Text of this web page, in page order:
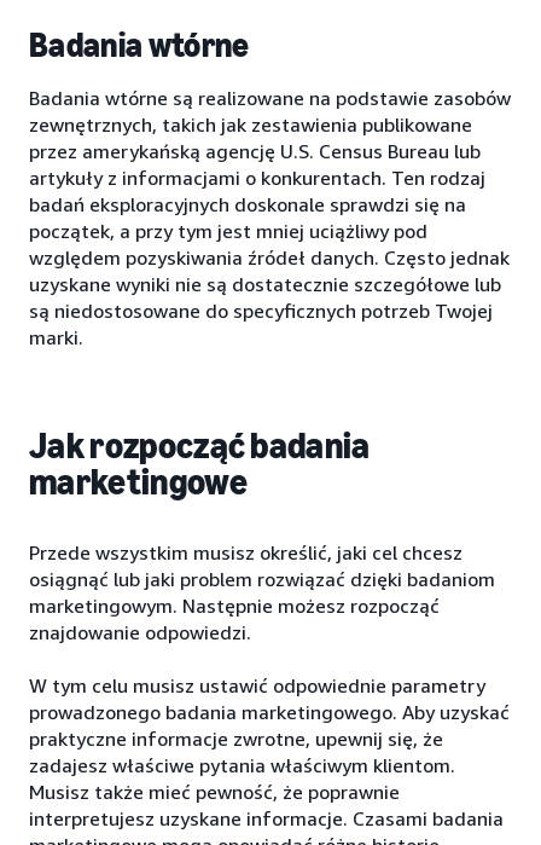
Badania wtórne
Badania wtórne są realizowane na podstawie zasobów
zewnętrznych, takich jak zestawienia publikowane
przez amerykańską agencję U.S. Census Bureau lub
artykuły z informacjami o konkurentach. Ten rodzaj
badań eksploracyjnych doskonale sprawdzi się na
początek, a przy tym jest mniej uciążliwy pod
względem pozyskiwania źródeł danych. Często jednak
uzyskane wyniki nie są dostatecznie szczegółowe lub
są niedostosowane do specyficznych potrzeb Twojej
marki.
Jak rozpocząć badania
marketingowe
Przede wszystkim musisz określić, jaki cel chcesz
osiągnąć lub jaki problem rozwiązać dzięki badaniom
marketingowym. Następnie możesz rozpocząć
znajdowanie odpowiedzi.
W tym celu musisz ustawić odpowiednie parametry
prowadzonego badania marketingowego. Aby uzyskać
praktyczne informacje zwrotne, upewnij się, że
zadajesz właściwe pytania właściwym klientom.
Musisz także mieć pewność, że poprawnie
interpretujesz uzyskane informacje. Czasami badania